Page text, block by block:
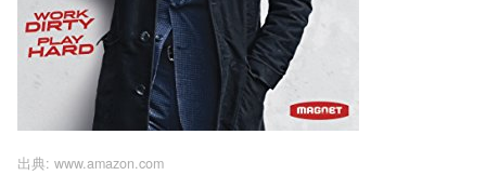
出典: www.amazon.com